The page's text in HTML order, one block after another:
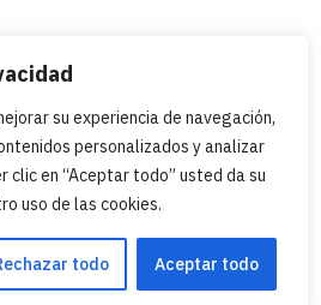
su experiencia de navegación,
personalizados y analizar
clic en “Aceptar todo” usted da su
uso de las cookies.
todo Aceptar todo